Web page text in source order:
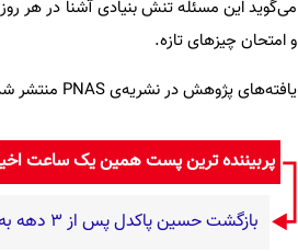
می‌گوید این مسئله تنش بنیادی آشنا در هر
و امتحان چیزهای تازه.
یافته‌های پژوهش در نشریه‌ی PNAS منتشر شده است.
پربیننده ترین پست همین یک ساعت
بازگشت حسین پاکدل پس از ۳ دهه به اجرا با برنامه «هزار داستان»